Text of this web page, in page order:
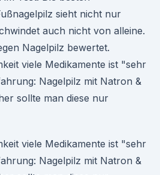
sieht nicht nur
auch nicht von alleine.
Nagelpilz bewertet.
viele Medikamente ist "sehr
Nagelpilz mit Natron &
sollte man diese nur
viele Medikamente ist "sehr
Nagelpilz mit Natron &